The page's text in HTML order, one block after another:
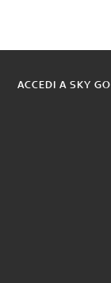
ACCEDI A SKY GO